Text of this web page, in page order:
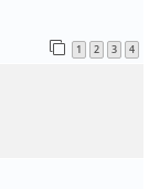
1 2 3 4